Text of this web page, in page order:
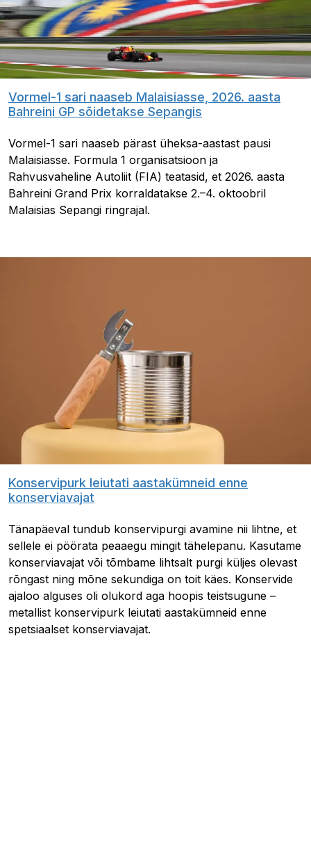
Vormel-1 sari naaseb Malaisiasse, 2026. aasta
Bahreini GP sõidetakse Sepangis
Vormel-1 sari naaseb pärast üheksa-aastast pausi
Malaisiasse. Formula 1 organisatsioon ja
Rahvusvaheline Autoliit (FIA) teatasid, et 2026. aasta
Bahreini Grand Prix korraldatakse 2.–4. oktoobril
Malaisias Sepangi ringrajal.
Konservipurk leiutati aastakümneid enne
konserviavajat
Tänapäeval tundub konservipurgi avamine nii lihtne, et
sellele ei pöörata peaaegu mingit tähelepanu. Kasutame
konserviavajat või tõmbame lihtsalt purgi küljes olevast
rõngast ning mõne sekundiga on toit käes. Konservide
ajaloo alguses oli olukord aga hoopis teistsugune –
metallist konservipurk leiutati aastakümneid enne
spetsiaalset konserviavajat.